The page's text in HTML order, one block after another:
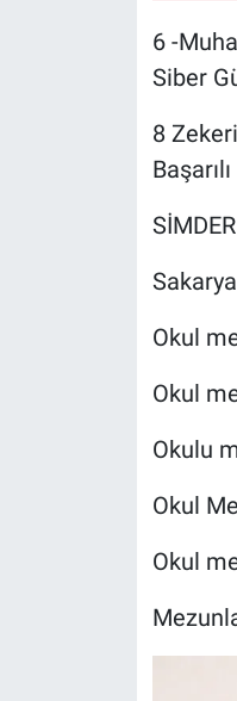
6 -
Siber
8
Okul
Okul
Okulu
Okul
Okul